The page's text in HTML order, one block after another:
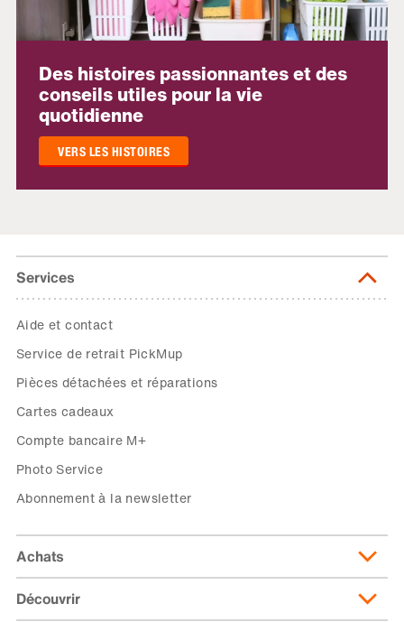
Des histoires passionnantes et des
conseils utiles pour la vie
quotidienne
VERS LES HISTOIRES
Services
Aide et contact
Service de retrait PickMup
Pièces détachées et réparations
Cartes cadeaux
Compte bancaire M+
Photo Service
Abonnement à la newsletter
Achats
Livraison et frais de livraison
Découvrir